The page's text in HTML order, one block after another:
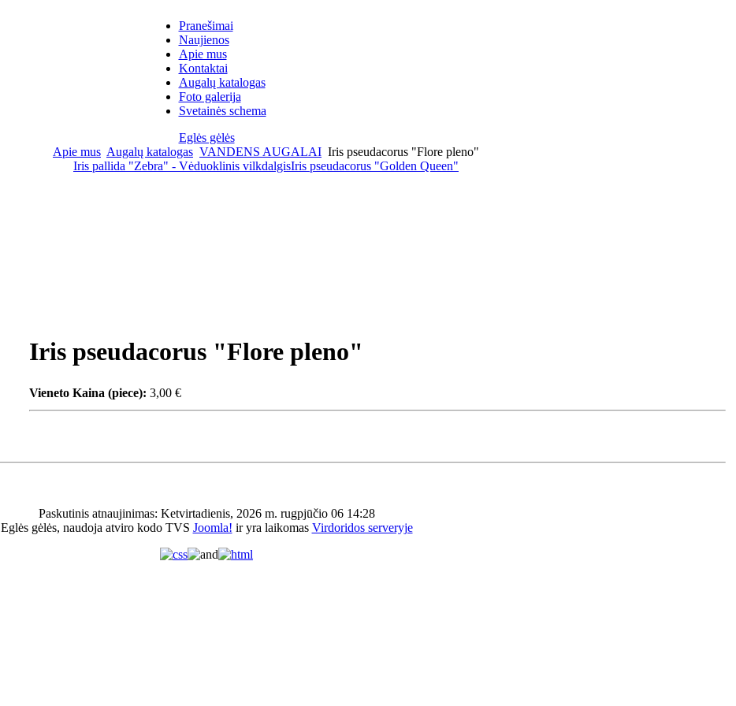
Pranešimai
Naujienos
Apie mus
Kontaktai
Augalų katalogas
Foto galerija
Svetainės schema
Eglės gėlės
Apie mus Augalų katalogas VANDENS AUGALAI Iris pseudacorus "Flore pleno"
Iris pallida "Zebra" - Vėduoklinis vilkdalgisIris pseudacorus "Golden Queen"
Iris pseudacorus "Flore pleno"
Vieneto Kaina (piece): 3,00 €
Paskutinis atnaujinimas: Ketvirtadienis, 2026 m. rugpjūčio 06 14:28
Eglės gėlės, naudoja atviro kodo TVS Joomla! ir yra laikomas Virdoridos serveryje